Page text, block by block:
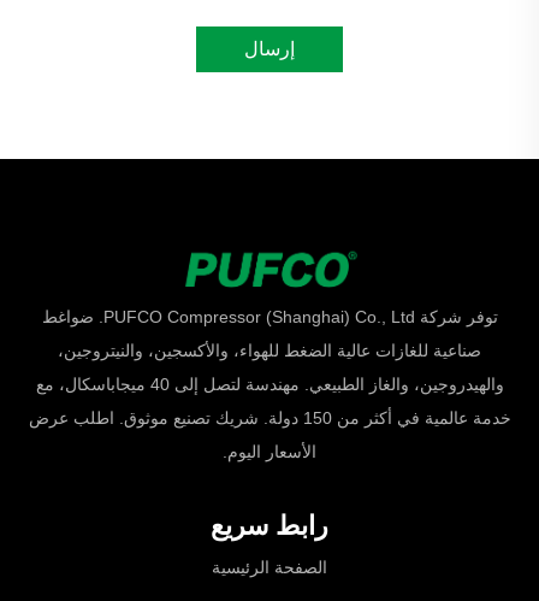
إرسال
توفر شركة PUFCO Compressor (Shanghai) Co., Ltd. ضواغط
صناعية للغازات عالية الضغط للهواء، والأكسجين، والنيتروجين،
والهيدروجين، والغاز الطبيعي. مهندسة لتصل إلى 40 ميجاباسكال، مع
خدمة عالمية في أكثر من 150 دولة. شريك تصنيع موثوق. اطلب عرض
الأسعار اليوم.
رابط سريع
الصفحة الرئيسية